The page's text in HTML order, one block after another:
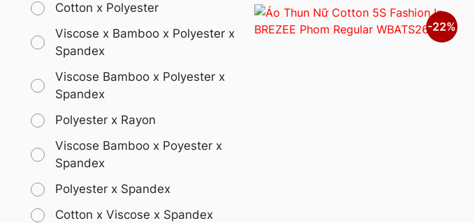
Cotton x Polyester
Viscose x Bamboo x Polyester x
Spandex
Viscose Bamboo x Polyester x
Spandex
Polyester x Rayon
Viscose Bamboo x Poyester x
Spandex
Polyester x Spandex
Cotton x Viscose x Spandex
-22%